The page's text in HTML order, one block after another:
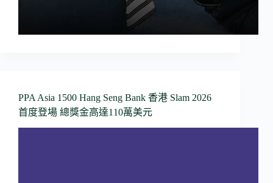
PPA Asia 1500 Hang Seng Bank 香港 Slam 2026
首度登場 總獎金高達110萬美元